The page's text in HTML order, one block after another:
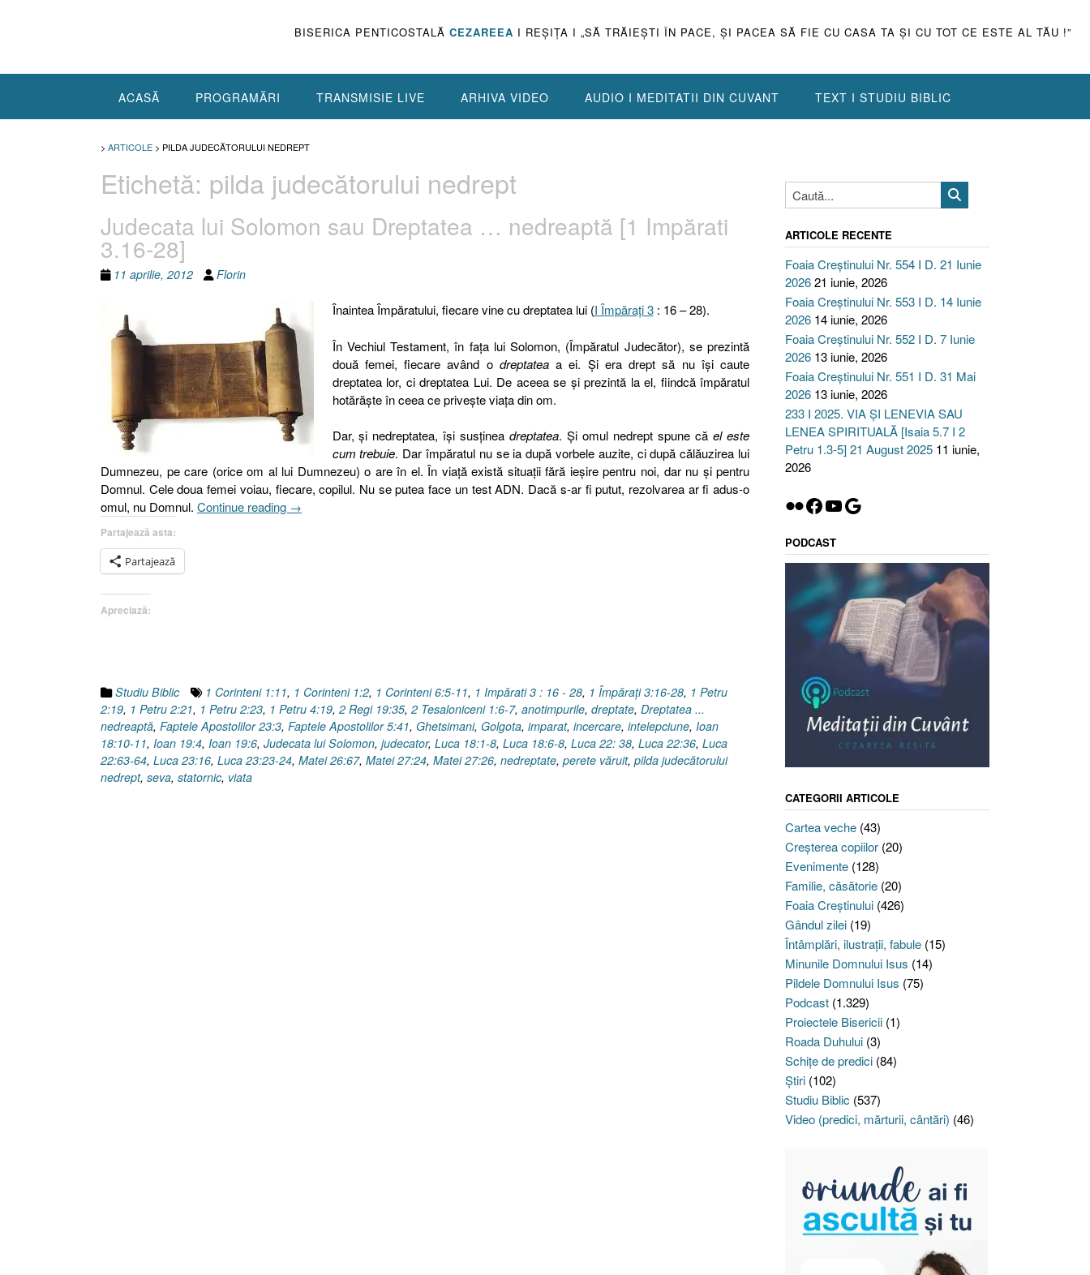
BISERICA PENTICOSTALĂ CEZAREEA I REŞIŢA I „SĂ TRĂIEŞTI ÎN PACE, ŞI PACEA SĂ FIE CU CASA TA ŞI CU TOT CE ESTE AL TĂU !”
ACASĂ PROGRAMĂRI TRANSMISIE LIVE ARHIVA VIDEO AUDIO I MEDITATII DIN CUVANT TEXT I STUDIU BIBLIC
> ARTICOLE > PILDA JUDECĂTORULUI NEDREPT
Etichetă: pilda judecătorului nedrept
Judecata lui Solomon sau Dreptatea … nedreaptă [1 Impărati
3.16-28]
11 aprilie, 2012 Florin
Înaintea Împăratului, fiecare vine cu dreptatea lui (I Împăraţi 3: 16 – 28).
În Vechiul Testament, în faţa lui Solomon, (Împăratul Judecător), se prezintă
două femei, fiecare având o dreptateaa ei. Şi era drept să nu îşi caute
dreptatea lor, ci dreptatea Lui. De aceea se şi prezintă la el, fiindcă împăratul
hotărăşte în ceea ce priveşte viaţa din om.
Dar, şi nedreptatea, îşi susţineadreptatea. Şi omul nedrept spune căel este
cum trebuie. Dar împăratul nu se ia după vorbele auzite, ci după călăuzirea lui
Dumnezeu, pe care (orice om al lui Dumnezeu) o are în el. În viaţă există situaţii fără ieşire pentru noi, dar nu şi pentru
Domnul. Cele doua femei voiau, fiecare, copilul. Nu se putea face un test ADN. Dacă s-ar fi putut, rezolvarea ar fi adus-o
omul, nu Domnul. Continue reading „Judecata
28]”
→
Partajează asta:
Partajează
Apreciază:
Studiu Biblic 1 Corinteni 1:11, 1 Corinteni 1:2, 1 Corinteni 6:5-11, 1 Impărati 3 : 16 - 28, 1 Împăraţi 3:16-28, 1 Petru
2:19, 1 Petru 2:21, 1 Petru 2:23, 1 Petru 4:19, 2 Regi 19:35, 2 Tesaloniceni 1:6-7, anotimpurile, dreptate, Dreptatea ...
nedreaptă, Faptele Apostolilor 23:3, Faptele Apostolilor 5:41, Ghetsimani, Golgota, imparat, incercare, intelepciune, Ioan
18:10-11, Ioan 19:4, Ioan 19:6, Judecata lui Solomon, judecator, Luca 18:1-8, Luca 18:6-8, Luca 22: 38, Luca 22:36, Luca
22:63-64, Luca 23:16, Luca 23:23-24, Matei 26:67, Matei 27:24, Matei 27:26, nedreptate, perete văruit, pilda judecătorului
nedrept, seva, statornic, viata
ARTICOLE RECENTE
Foaia Creștinului Nr. 554 I D. 21 Iunie
202621 iunie, 2026
Foaia Creștinului Nr. 553 I D. 14 Iunie
2026 14 iunie, 2026
Foaia Creștinului Nr. 552 I D. 7 Iunie
2026 13 iunie, 2026
Foaia Creștinului Nr. 551 I D. 31 Mai
2026 13 iunie, 2026
233 I 2025. VIA ȘI LENEVIA SAU
LENEA SPIRITUALĂ [Isaia 5.7 I 2
Petru 1.3-5] 21 August 2025 11 iunie,
2026
Flickr
Facebook
YouTube
Google
PODCAST
CATEGORII ARTICOLE
Cartea veche(43)
Creşterea copiilor(20)
Evenimente(128)
Familie, căsătorie(20)
Foaia Creştinului(426)
Gândul zilei(19)
Întâmplări, ilustraţii, fabule(15)
Minunile Domnului Isus (14)
Pildele Domnului Isus (75)
Podcast(1.329)
Proiectele Bisericii(1)
Roada Duhului(3)
Schiţe de predici(84)
Ştiri(102)
Studiu Biblic (537)
Video (predici, mărturii, cântări) (46)